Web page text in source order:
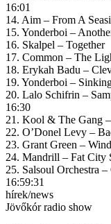
16:01
14. Aim – From A
15. Yonderboi –
16. Skalpel – Together
17. Common – The
18. Erykah Badu –
19. Yonderboi –
20. Lalo Schifrin –
16:30
21. Kool & The Gang
22. O’Donel Levy –
23. Grant Green –
24. Mandrill – Fat City
25. Salsoul Orchestra
16:59:31
hírek/news
Jövőkór radio show